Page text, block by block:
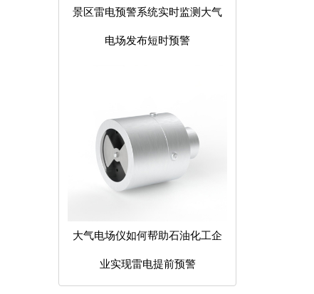
景区雷电预警系统实时监测大气
电场发布短时预警
大气电场仪如何帮助石油化工企
业实现雷电提前预警